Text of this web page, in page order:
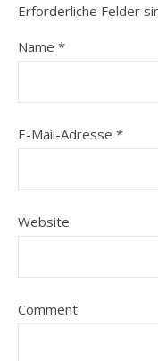
Erforderliche Felder
Name *
E-Mail-Adresse *
Website
Comment